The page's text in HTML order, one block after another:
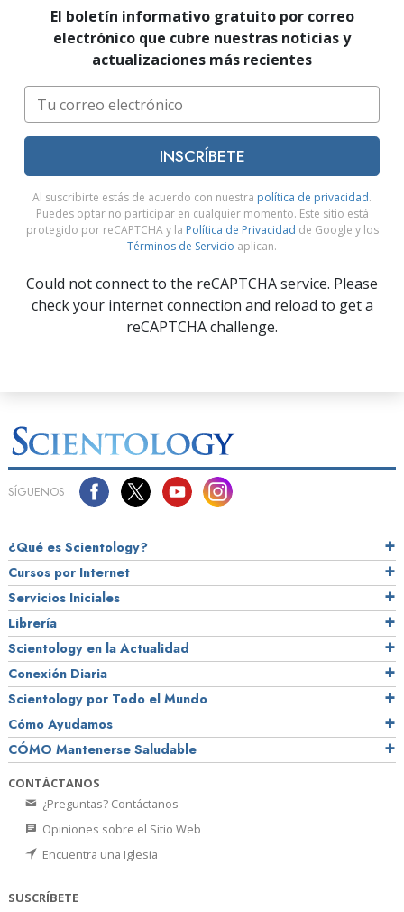
El boletín informativo gratuito por correo
electrónico que cubre nuestras noticias y
actualizaciones más recientes
INSCRÍBETE
Al suscribirte estás de acuerdo con nuestra política de privacidad.
Puedes optar no participar en cualquier momento. Este sitio está
protegido por reCAPTCHA y la Política de Privacidad de Google y los
Términos de Servicio aplican.
Could not connect to the reCAPTCHA service. Please
check your internet connection and reload to get a
reCAPTCHA challenge.
SÍGUENOS
¿Qué es Scientology?
Cursos por Internet
Servicios Iniciales
Librería
Scientology en la Actualidad
Conexión Diaria
Scientology por Todo el Mundo
Cómo Ayudamos
CÓMO Mantenerse Saludable
CONTÁCTANOS
¿Preguntas? Contáctanos
Opiniones sobre el Sitio Web
Encuentra una Iglesia
SUSCRÍBETE